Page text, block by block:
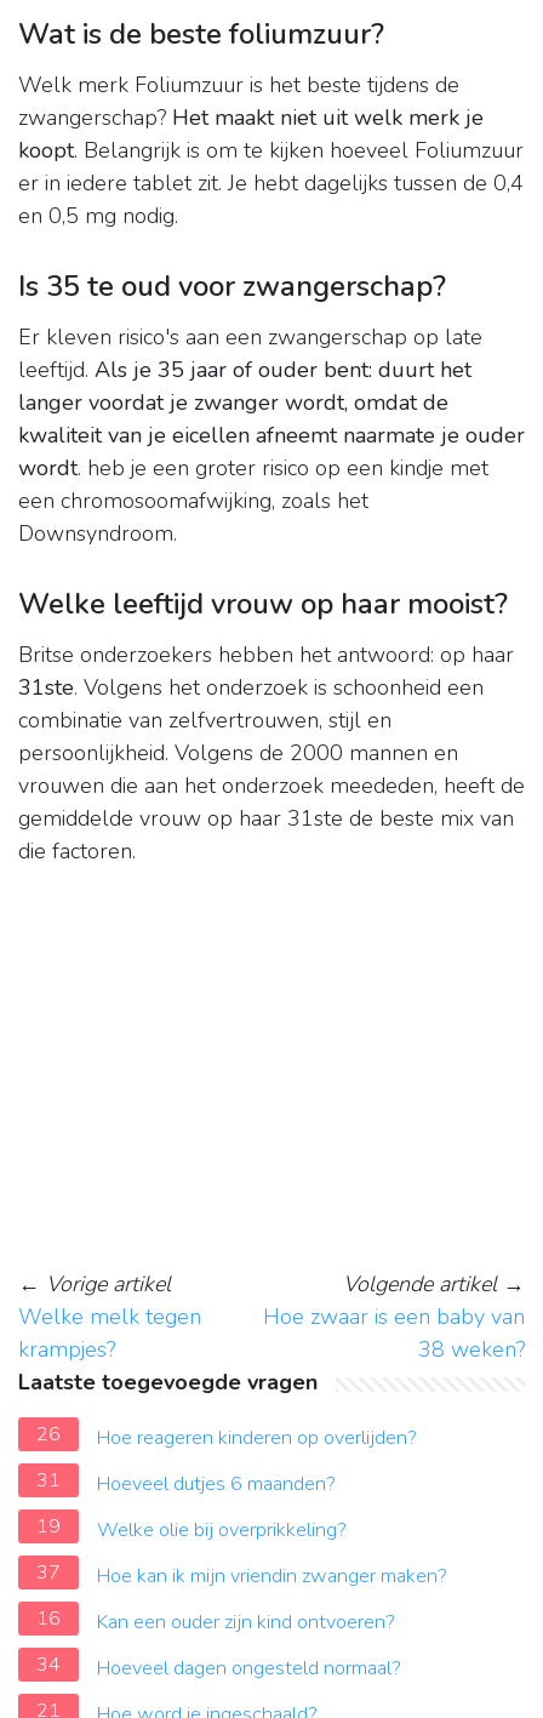
Wat is de beste foliumzuur?
Welk merk Foliumzuur is het beste tijdens de
zwangerschap? Het maakt niet uit welk merk je
koopt. Belangrijk is om te kijken hoeveel Foliumzuur
er in iedere tablet zit. Je hebt dagelijks tussen de 0,4
en 0,5 mg nodig.
Is 35 te oud voor zwangerschap?
Er kleven risico's aan een zwangerschap op late
leeftijd. Als je 35 jaar of ouder bent: duurt het
langer voordat je zwanger wordt, omdat de
kwaliteit van je eicellen afneemt naarmate je ouder
wordt. heb je een groter risico op een kindje met
een chromosoomafwijking, zoals het
Downsyndroom.
Welke leeftijd vrouw op haar mooist?
Britse onderzoekers hebben het antwoord: op haar
31ste. Volgens het onderzoek is schoonheid een
combinatie van zelfvertrouwen, stijl en
persoonlijkheid. Volgens de 2000 mannen en
vrouwen die aan het onderzoek meededen, heeft de
gemiddelde vrouw op haar 31ste de beste mix van
die factoren.
← Vorige artikel
Welke melk tegen
krampjes?
Volgende artikel→
Hoe zwaar is een baby van
38 weken?
Laatste toegevoegde vragen
26
Hoe reageren kinderen op overlijden?
31
Hoeveel dutjes 6 maanden?
19
Welke olie bij overprikkeling?
37
Hoe kan ik mijn vriendin zwanger maken?
16
Kan een ouder zijn kind ontvoeren?
34
Hoeveel dagen ongesteld normaal?
21